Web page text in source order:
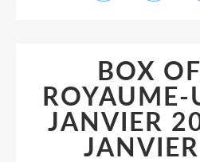
BOX
JANVIER